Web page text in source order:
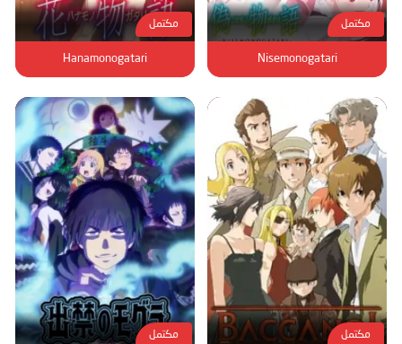
مكتمل
Nisemonogatari
مكتمل
Hanamonogatari
مكتمل مكتمل